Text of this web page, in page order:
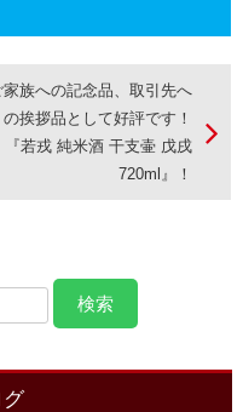
家族への記念品、取引先へ
の挨拶品として好評です！
『若戎 純米酒 干支壷 戊戌
720ml』！